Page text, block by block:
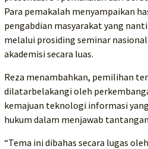
Para pemakalah menyampaikan
pengabdian masyarakat yang
melalui prosiding seminar
akademisi secara luas.
Reza menambahkan, pemilihan
dilatarbelakangi oleh
kemajuan teknologi informasi
hukum dalam menjawab
“Tema ini dibahas secara lugas